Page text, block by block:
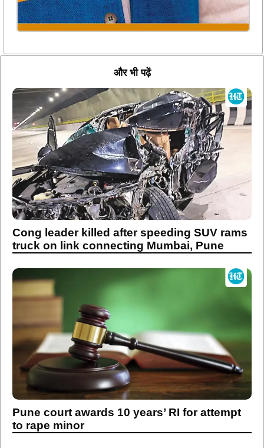
और भी पढ़ें
Cong leader killed after speeding SUV rams
truck on link connecting Mumbai, Pune
Pune court awards 10 years’ RI for attempt
to rape minor